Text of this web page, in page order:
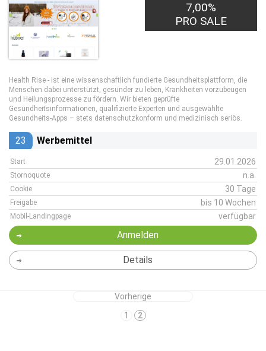
7,00%
PRO SALE
Health Rise - ist eine wissenschaftlich fundierte Gesundheitsplattform, die
Menschen dabei unterstützt, gesünder zu leben, Krankheiten vorzubeugen
und Heilungsprozesse zu fördern. Wir bieten geprüfte
Gesundheitsinformationen, qualifizierte Experten und ausgewählte
Gesundheits-Apps – stets datenschutzkonform und medizinisch seriös.
23 Werbemittel
Start 29.01.2026
Stornoquote n.a.
Cookie 30 Tage
Freigabe bis 10 Wochen
Mobil-Landingpage verfügbar
Anmelden
Details
Vorherige
1
2